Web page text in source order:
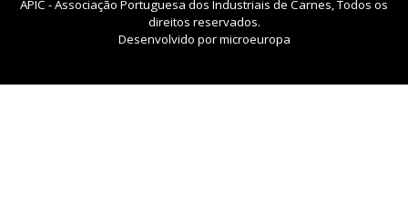
APIC - Associação Portuguesa dos Industriais de Carnes, Todos os
direitos reservados.
Desenvolvido pormicroeuropa